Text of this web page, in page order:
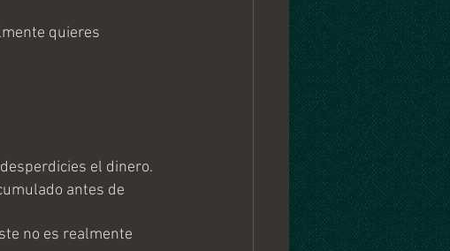
quieres
el dinero.
antes de
no es realmente